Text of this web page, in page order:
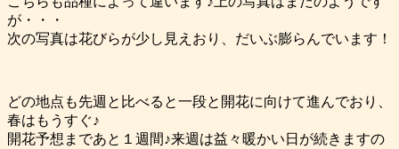
が・・・
次の写真は花びらが少し見えおり、だいぶ膨らんでいます！
どの地点も先週と比べると一段と開花に向けて進んでおり、
春はもうすぐ♪
開花予想まであと１週間♪来週は益々暖かい日が続きますの